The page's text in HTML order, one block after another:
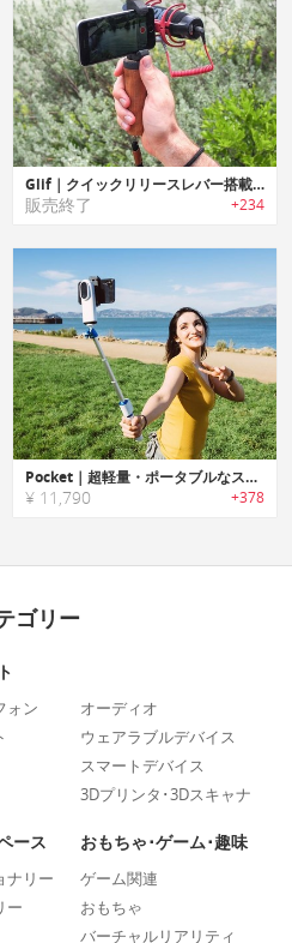
Glif｜クイックリリースレバー搭載スマホ用三脚マウント「グリフ 」
販売終了 +234
Pocket｜超軽量・ポータブルなスマホ用ポケットスタビライザー「ポケット」
¥ 11,790 +378
ゴリー
ォン
オーディオ
ウェアラブルデバイス
スマートデバイス
3Dプリンタ･3Dスキャナ
ース
ナリー
ー
おもちゃ･ゲーム･趣味
ゲーム関連
おもちゃ
バーチャルリアリティ